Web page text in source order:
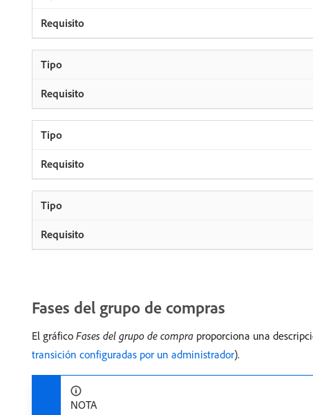
Fases del grupo de compras
El gráfico Fases del grupo de compra proporciona una
transición configuradas por un administrador).
NOTA